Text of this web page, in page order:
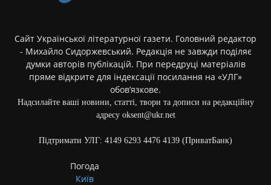
Сайт Української літературної газети. Головний редактор
- Михайло Сидоржевський. Редакція не завжди поділяє
думки авторів публікацій. При передруці матеріалів
пряме відкрите для індексації посилання на «УЛГ»
обов’язкове.
Надсилайте ваші новини, статті, твори та дописи на редакційну
адресу oksent@ukr.net
Підтримати УЛГ: 4149 6293 4476 4139 (ПриватБанк)
Погода
Київ